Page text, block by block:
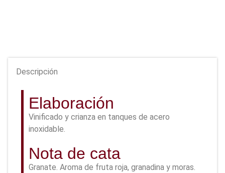
Descripción
Elaboración
Vinificado y crianza en tanques de acero
inoxidable.
Nota de cata
Granate. Aroma de fruta roja, granadina y moras.